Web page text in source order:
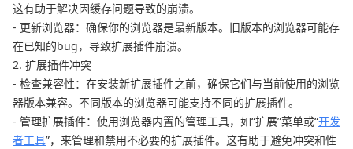
这有助于解决因缓存问题导致的崩溃。
- 更新浏览器：确保你的浏览器是最新版本。旧版本的浏览器可能存
在已知的bug，导致扩展插件崩溃。
2. 扩展插件冲突
- 检查兼容性：在安装新扩展插件之前，确保它们与当前使用的浏览
器版本兼容。不同版本的浏览器可能支持不同的扩展插件。
- 管理扩展插件：使用浏览器内置的管理工具，如“扩展”菜单或“开发
者工具”，来管理和禁用不必要的扩展插件。这有助于避免冲突和性